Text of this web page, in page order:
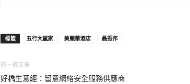
標籤 五行大贏家 美麗華酒店 聶振邦
前一篇文章
好橋生意經：留意網絡安全服務供應商